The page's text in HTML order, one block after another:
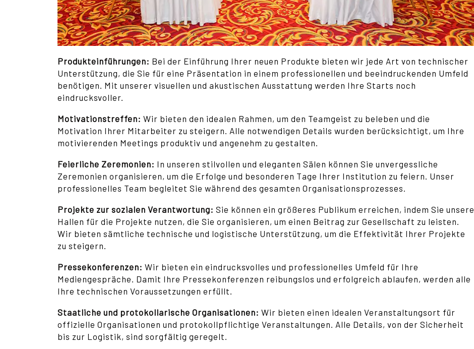
Produkteinführungen: Bei der Einführung Ihrer neuen Produkte bieten wir jede Art von technischer
Unterstützung, die Sie für eine Präsentation in einem professionellen und beeindruckenden Umfeld
benötigen. Mit unserer visuellen und akustischen Ausstattung werden Ihre Starts noch
eindrucksvoller.
Motivationstreffen: Wir bieten den idealen Rahmen, um den Teamgeist zu beleben und die
Motivation Ihrer Mitarbeiter zu steigern. Alle notwendigen Details wurden berücksichtigt, um Ihre
motivierenden Meetings produktiv und angenehm zu gestalten.
Feierliche Zeremonien: In unseren stilvollen und eleganten Sälen können Sie unvergessliche
Zeremonien organisieren, um die Erfolge und besonderen Tage Ihrer Institution zu feiern. Unser
professionelles Team begleitet Sie während des gesamten Organisationsprozesses.
Projekte zur sozialen Verantwortung: Sie können ein größeres Publikum erreichen, indem Sie unsere
Hallen für die Projekte nutzen, die Sie organisieren, um einen Beitrag zur Gesellschaft zu leisten.
Wir bieten sämtliche technische und logistische Unterstützung, um die Effektivität Ihrer Projekte
zu steigern.
Pressekonferenzen: Wir bieten ein eindrucksvolles und professionelles Umfeld für Ihre
Mediengespräche. Damit Ihre Pressekonferenzen reibungslos und erfolgreich ablaufen, werden alle
Ihre technischen Voraussetzungen erfüllt.
Staatliche und protokollarische Organisationen: Wir bieten einen idealen Veranstaltungsort für
offizielle Organisationen und protokollpflichtige Veranstaltungen. Alle Details, von der Sicherheit
bis zur Logistik, sind sorgfältig geregelt.